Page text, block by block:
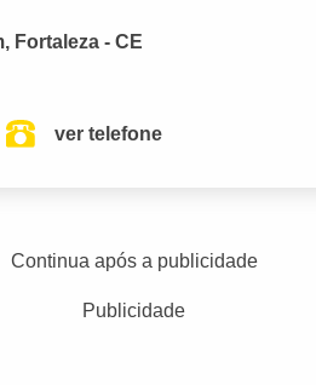
Fortaleza - CE
ver telefone
Continua após a publicidade
Publicidade